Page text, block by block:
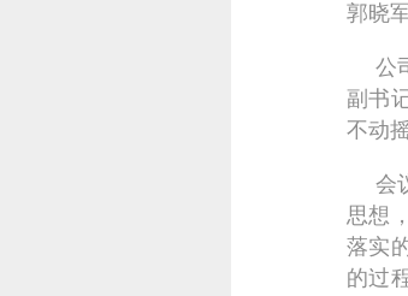
郭晓
公
副书
不动
会
思想
落实
的过